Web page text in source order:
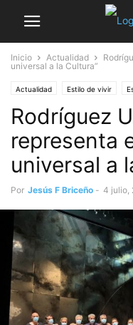
Inicio Actualidad
universal a la Cultura”
Actualidad Estilo de vivir
Noticia destacada
Rodríguez
representa
universal a
Por Jesús F Briceño - 4 julio,